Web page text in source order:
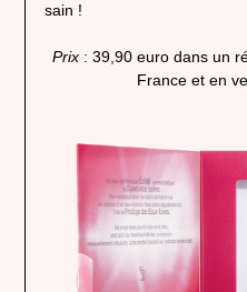
sain !
Prix : 39,90 euro dans un
France et en